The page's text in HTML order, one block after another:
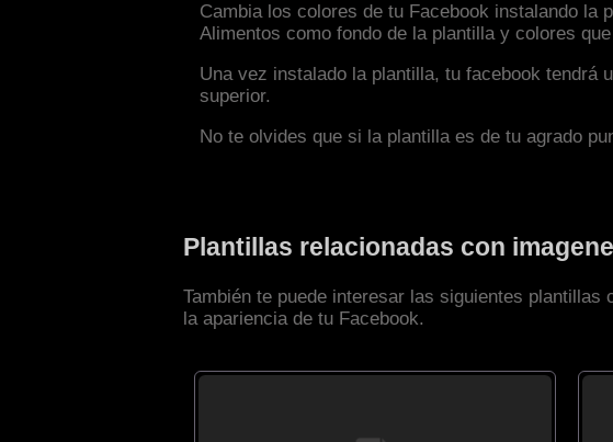
Cambia los colores de tu Facebook instalando la
Alimentos como fondo de la plantilla y colores
Una vez instalado la plantilla, tu facebook tendrá
superior.
No te olvides que si la plantilla es de tu agrado
Plantillas relacionadas con
También te puede interesar las siguientes plantillas
la apariencia de tu Facebook.